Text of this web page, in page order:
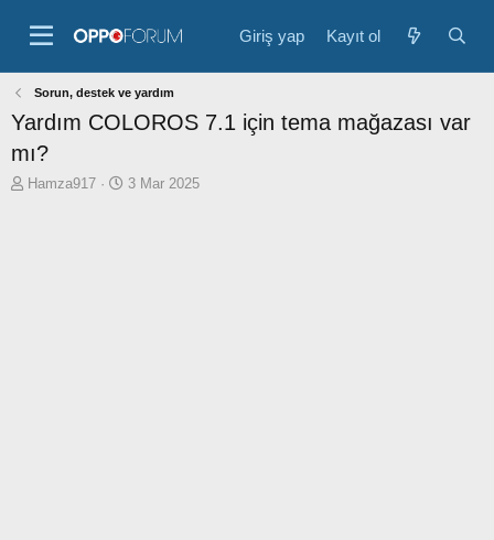
Giriş yap Kayıt ol
Sorun, destek ve yardım
Yardım COLOROS 7.1 için tema mağazası var
mı?
K
Hamza917
B
3 Mar 2025